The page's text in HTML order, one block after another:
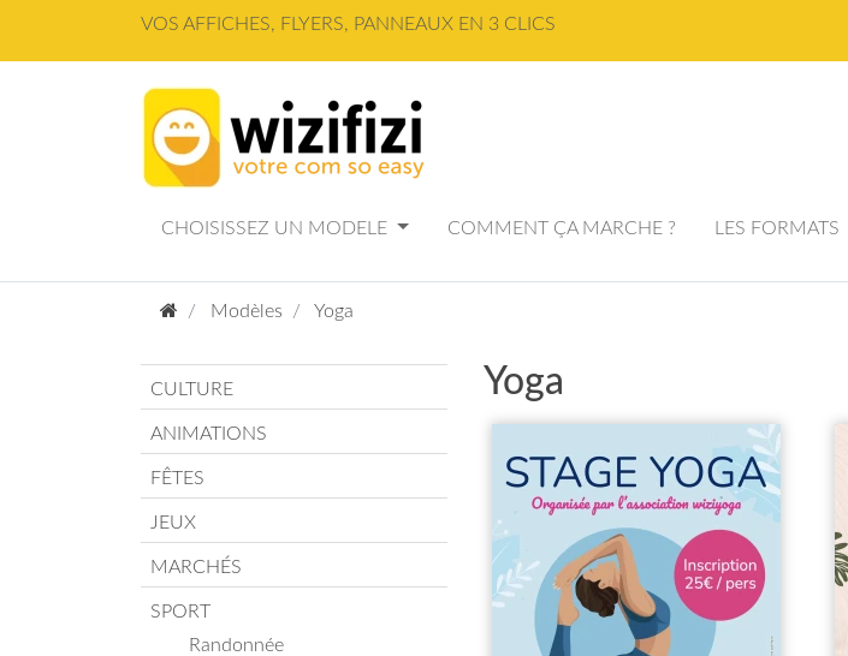
VOS AFFICHES, FLYERS, PANNEAUX EN 3 CLICS
CHOISISSEZ UN MODELE COMMENT ÇA MARCHE ? LES FORMATS
Modèles Yoga
CULTURE
ANIMATIONS
FÊTES
JEUX
MARCHÉS
SPORT
Randonnée
Yoga
Panneau de gestion des cookies